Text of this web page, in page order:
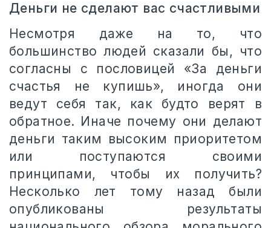
Деньги не сделают вас счастливыми
Несмотря даже на то, что
большинство людей сказали бы, что
согласны с пословицей «За деньги
счастья не купишь», иногда они
ведут себя так, как будто верят в
обратное. Иначе почему они делают
деньги таким высоким приоритетом
или поступаются своими
принципами, чтобы их получить?
Несколько лет тому назад были
опубликованы результаты